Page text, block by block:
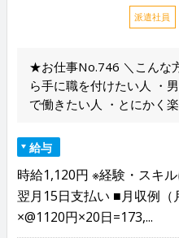
派遣社員
★お仕事No.746 ＼こんな
ら手に職を付けたい人 ・
で働きたい人 ・とにかく
給与
時給1,120円 ※経験・スキ
翌月15日支払い ■月収例
×@1120円×20日=173,...